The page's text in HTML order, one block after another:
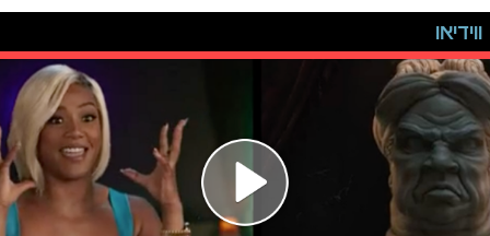
ווידיאו